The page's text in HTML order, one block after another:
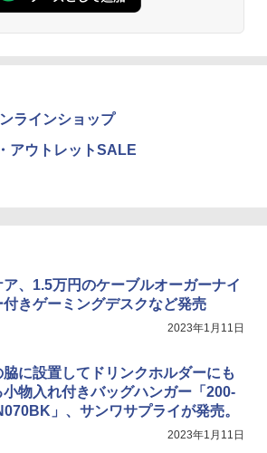
ラインショップ
アウトレットSALE
ア、1.5万円のケーブルオーガーナイ
付きゲーミングデスクなど発売
2023年1月11日
脇に設置してドリンクホルダーにも
小物入れ付きバッグハンガー「200-
」、サンワサプライが発売。
2023年1月11日